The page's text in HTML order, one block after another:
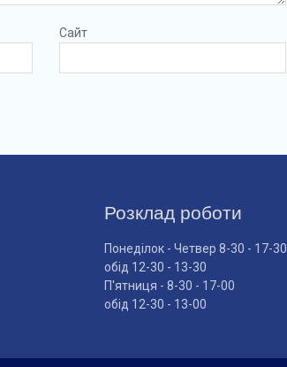
Сайт
Розклад роботи
Понеділок - Четвер 8-30 - 17-30
обід 12-30 - 13-30
П'ятниця - 8-30 - 17-00
обід 12-30 - 13-00